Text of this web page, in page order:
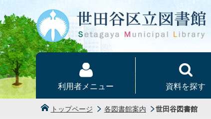
本文へ
利用者メニュー 資料を探す
トップページ 各図書館案内 世田谷図書館